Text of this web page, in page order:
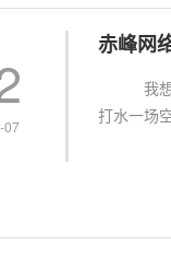
07
赤峰网
我想追
打水一场